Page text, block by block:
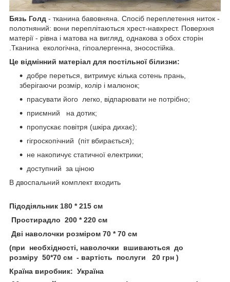
Бязь Голд - тканина бавовняна. Спосіб переплетення ниток -
полотняний: вони переплітаються хрест-навхрест. Поверхня
матерії - рівна і матова на вигляд, однакова з обох сторін
.Тканина екологічна, гіпоалергенна, зносостійка.
Це відмінний матеріал для постільної білизни:
добре переться, витримує кілька сотень прань,
зберігаючи розмір, колір і малюнок;
прасувати його легко, відпарювати не потрібно;
приємний на дотик;
пропускає повітря (шкіра дихає);
гігроскопічний (піт вбирається);
не накопичує статичної електрики;
доступний за ціною
В двоспальний комплект входить
Підодіяльник 180 * 215 см
Простирадло 200 * 220 см
Дві наволочки розміром 70 * 70 см
(при необхідності, наволочки вшиваються до
розміру 50*70 см - вартість послуги 20 грн )
Країна виробник: Україна